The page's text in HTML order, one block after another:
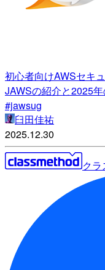
初心者向けAWSセキ
JAWSの紹介と2025
#jawsug
臼田佳祐
2025.12.30
ク